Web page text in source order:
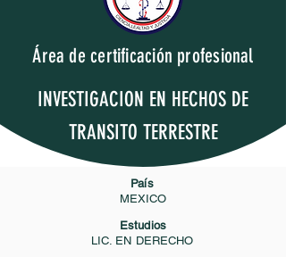
Área de certificación profesional
INVESTIGACION EN HECHOS DE
TRANSITO TERRESTRE
País
MEXICO
Estudios
LIC. EN DERECHO